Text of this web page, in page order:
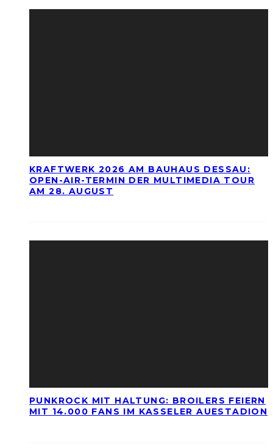
KRAFTWERK 2026 AM BAUHAUS DESSAU:
OPEN-AIR-TERMIN DER MULTIMEDIA TOUR
AM 28. AUGUST
PUNKROCK MIT HALTUNG: BROILERS FEIERN
MIT 14.000 FANS IM KASSELER AUESTADION